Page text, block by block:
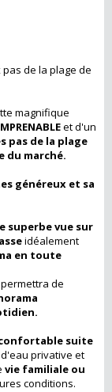
pas de la plage de
magnifique
et d'un
pas de la plage
du marché.
généreux et sa
superbe vue sur
idéalement
en toute
de
suite
privative et
vie familiale ou
conditions.